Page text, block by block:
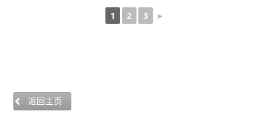
1 2 3 ►
返回主页